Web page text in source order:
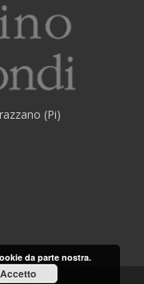
(Pi)
da parte nostra.
Accetto